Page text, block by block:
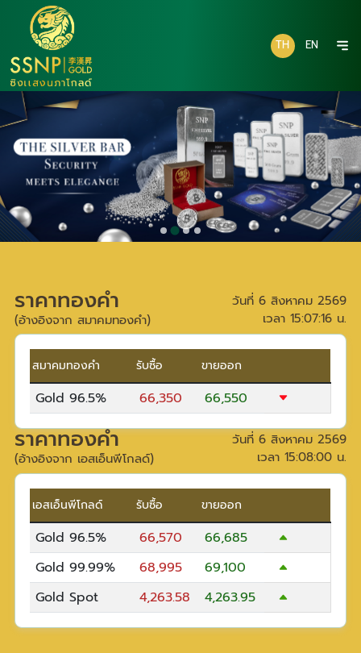
TH EN
ราคาทองคำ
(อ้างอิงจาก สมาคมทองคำ)
วันที่ 6 สิงหาคม 2569
เวลา 15:07:16น.
สมาคมทองคำ รับซื้อ ขายออก
Gold 96.5% 66,350 66,550
ราคาทองคำ
(อ้างอิงจาก เอสเอ็นพีโกลด์)
วันที่ 6 สิงหาคม 2569
เวลา 15:08:00น.
เอสเอ็นพีโกลด์ รับซื้อ ขายออก
Gold 96.5% 66,570
66,685
Gold 99.99%
68,995
69,100
Gold Spot
4,263.58 4,263.95